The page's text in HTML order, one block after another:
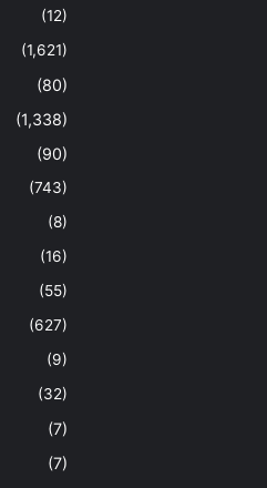
(12)
(1,621)
(80)
(1,338)
(90)
(743)
(8)
(16)
(55)
(627)
(9)
(32)
(7)
(7)